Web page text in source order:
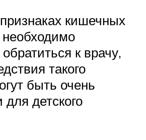
кишечных
необходимо
к врачу,
такого
быть очень
детского